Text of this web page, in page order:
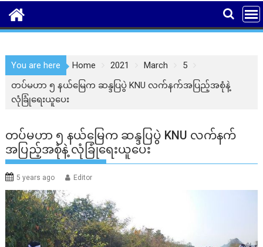
You are here Home 2021 March
5
တပ်မဟာ ၅ နယ်မြေက ဆန္ဒပြပွဲ KNU လက်နက်အပြည့်အစုံနဲ့
လုံခြုံရေးယူပေး
တပ်မဟာ ၅ နယ်မြေက ဆန္ဒပြပွဲ KNU လက်နက်
အပြည့်အစုံနဲ့ လုံခြုံရေးယူပေး
5 years ago Editor